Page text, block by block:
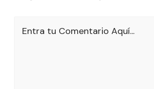
Entra tu Comentario Aquí...